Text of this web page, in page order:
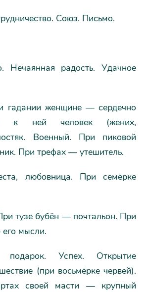
Союз. Письмо.
радость. Удачное
женщине — сердечно
к ней человек (жених,
Военный. При пиковой
При трефах — утешитель.
любовница. При семёрке
тузе бубён — почтальон. При
мысли.
Успех. Открытие
(при восьмёрке червей).
своей масти — крупный